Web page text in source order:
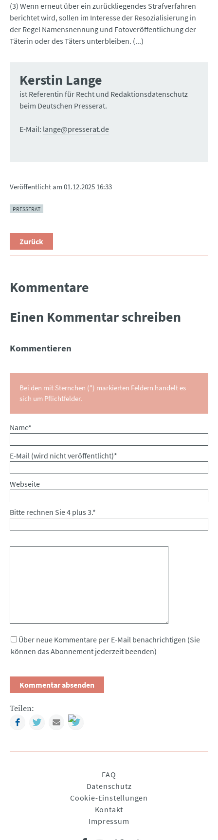
(3) Wenn erneut über ein zurückliegendes Strafverfahren
berichtet wird, sollen im Interesse der Resozialisie­rung in
der Regel Namensnennung und Fotoveröffentlichung der
Täterin oder des Täters unterbleiben. (...)
Kerstin Lange
ist Referentin für Recht und Redaktionsdatenschutz
beim Deutschen Presserat.
E-Mail: lange@presserat.de
Veröffentlicht am01.12.2025 16:33
PRESSERAT
Zurück
Kommentare
Einen Kommentar schreiben
Kommentieren
Bei den mit Sternchen (*) markierten Feldern handelt es
sich um Pflichtfelder.
Pflichtfeld
Name*
Pflichtfeld
E-Mail (wird nicht veröffentlicht)*
Webseite
Bitte rechnen Sie 4 plus 3.*
Über neue Kommentare per E-Mail benachrichtigen (Sie
können das Abonnement jederzeit beenden)
Teilen:
FacebookTwitterMail
FAQ
Datenschutz
Cookie-Einstellungen
Kontakt
Impressum